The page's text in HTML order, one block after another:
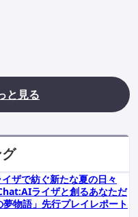
と見る
ザで紡ぐ新たな夏の日々
ライザと創るあなただ
夢物語」先行プレイレポート